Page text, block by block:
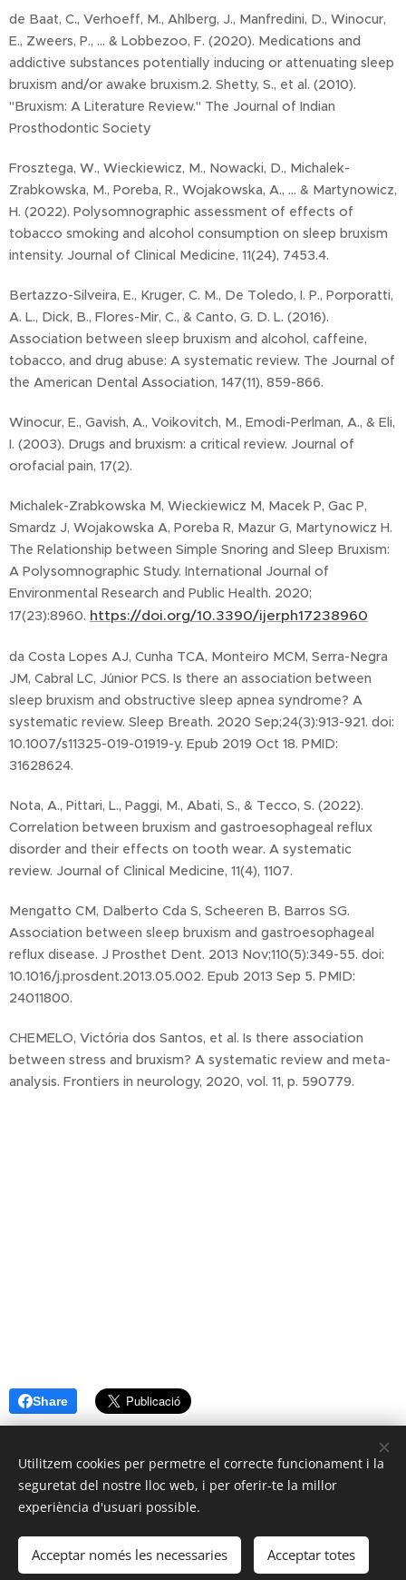
de Baat, C., Verhoeff, M., Ahlberg, J., Manfredini, D., Winocur,
E., Zweers, P., ... & Lobbezoo, F. (2020). Medications and
addictive substances potentially inducing or attenuating sleep
bruxism and/or awake bruxism.2. Shetty, S., et al. (2010).
"Bruxism: A Literature Review." The Journal of Indian
Prosthodontic Society
Frosztega, W., Wieckiewicz, M., Nowacki, D., Michalek-
Zrabkowska, M., Poreba, R., Wojakowska, A., ... & Martynowicz,
H. (2022). Polysomnographic assessment of effects of
tobacco smoking and alcohol consumption on sleep bruxism
intensity. Journal of Clinical Medicine, 11(24), 7453.4.
Bertazzo-Silveira, E., Kruger, C. M., De Toledo, I. P., Porporatti,
A. L., Dick, B., Flores-Mir, C., & Canto, G. D. L. (2016).
Association between sleep bruxism and alcohol, caffeine,
tobacco, and drug abuse: A systematic review. The Journal of
the American Dental Association, 147(11), 859-866.
Winocur, E., Gavish, A., Voikovitch, M., Emodi-Perlman, A., & Eli,
I. (2003). Drugs and bruxism: a critical review. Journal of
orofacial pain, 17(2).
Michalek-Zrabkowska M, Wieckiewicz M, Macek P, Gac P,
Smardz J, Wojakowska A, Poreba R, Mazur G, Martynowicz H.
The Relationship between Simple Snoring and Sleep Bruxism:
A Polysomnographic Study. International Journal of
Environmental Research and Public Health. 2020;
17(23):8960. https://doi.org/10.3390/ijerph17238960
da Costa Lopes AJ, Cunha TCA, Monteiro MCM, Serra-Negra
JM, Cabral LC, Júnior PCS. Is there an association between
sleep bruxism and obstructive sleep apnea syndrome? A
systematic review. Sleep Breath. 2020 Sep;24(3):913-921. doi:
10.1007/s11325-019-01919-y. Epub 2019 Oct 18. PMID:
31628624.
Nota, A., Pittari, L., Paggi, M., Abati, S., & Tecco, S. (2022).
Correlation between bruxism and gastroesophageal reflux
disorder and their effects on tooth wear. A systematic
review. Journal of Clinical Medicine, 11(4), 1107.
Mengatto CM, Dalberto Cda S, Scheeren B, Barros SG.
Association between sleep bruxism and gastroesophageal
reflux disease. J Prosthet Dent. 2013 Nov;110(5):349-55. doi:
10.1016/j.prosdent.2013.05.002. Epub 2013 Sep 5. PMID:
24011800.
CHEMELO, Victória dos Santos, et al. Is there association
between stress and bruxism? A systematic review and meta-
analysis. Frontiers in neurology, 2020, vol. 11, p. 590779.
Share
Cookies
Llengües
Español
Utilitzem cookies per permetre el correcte funcionament i la
seguretat del nostre lloc web, i per oferir-te la millor
experiència d'usuari possible.
Acceptar només les necessaries Acceptar totes